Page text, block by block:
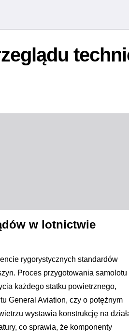
w lotnictwie
rygorystycznych standardów
Proces przygotowania samolotu
każdego statku powietrznego,
General Aviation, czy o potężnym
wystawia konstrukcję na
co sprawia, że komponenty